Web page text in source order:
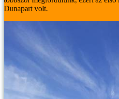
Dunapart volt.